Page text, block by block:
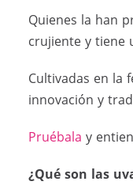
Quienes la han
crujiente y tiene
Cultivadas en la
innovación y
Pruébala y
¿Qué son las